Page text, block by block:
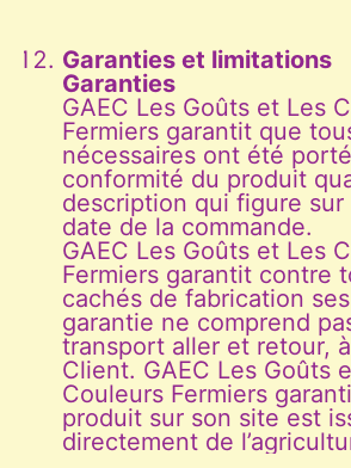
Garanties et limitations
Garanties
GAEC Les Goûts et Les
Fermiers garantit que
nécessaires ont été
conformité du produit
description qui figure sur
date de la commande.
GAEC Les Goûts et Les
Fermiers garantit contre
cachés de fabrication
garantie ne comprend
transport aller et retour,
Client. GAEC Les Goûts
Couleurs Fermiers
produit sur son site est
directement de